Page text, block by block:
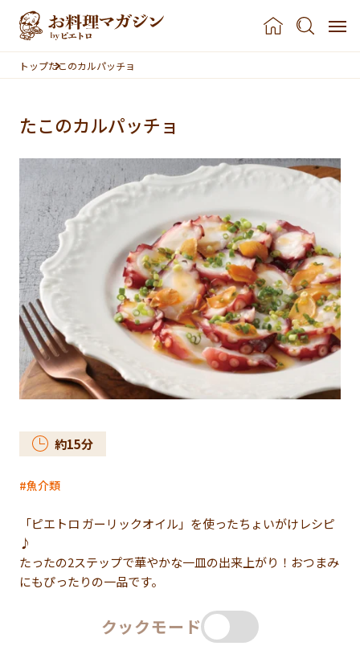
本文へスキップ
トップたこのカルパッチョ
たこのカルパッチョ
約15分
魚介類
「ピエトロ ガーリックオイル」を使ったちょいがけレシピ
♪
たったの2ステップで華やかな一皿の出来上がり！おつまみ
にもぴったりの一品です。
クックモード